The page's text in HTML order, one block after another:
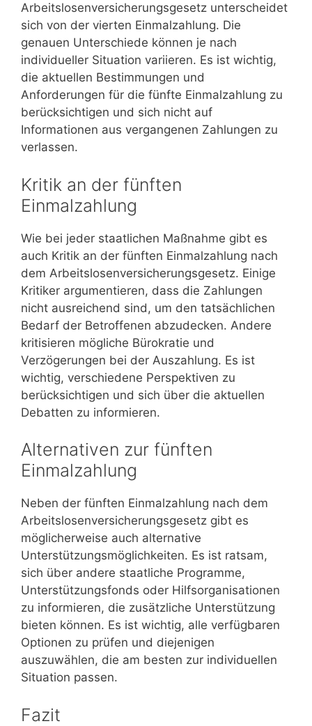
Arbeitslosenversicherungsgesetz unterscheidet
sich von der vierten Einmalzahlung. Die
genauen Unterschiede können je nach
individueller Situation variieren. Es ist wichtig,
die aktuellen Bestimmungen und
Anforderungen für die fünfte Einmalzahlung zu
berücksichtigen und sich nicht auf
Informationen aus vergangenen Zahlungen zu
verlassen.
Kritik an der fünften
Einmalzahlung
Wie bei jeder staatlichen Maßnahme gibt es
auch Kritik an der fünften Einmalzahlung nach
dem Arbeitslosenversicherungsgesetz. Einige
Kritiker argumentieren, dass die Zahlungen
nicht ausreichend sind, um den tatsächlichen
Bedarf der Betroffenen abzudecken. Andere
kritisieren mögliche Bürokratie und
Verzögerungen bei der Auszahlung. Es ist
wichtig, verschiedene Perspektiven zu
berücksichtigen und sich über die aktuellen
Debatten zu informieren.
Alternativen zur fünften
Einmalzahlung
Neben der fünften Einmalzahlung nach dem
Arbeitslosenversicherungsgesetz gibt es
möglicherweise auch alternative
Unterstützungsmöglichkeiten. Es ist ratsam,
sich über andere staatliche Programme,
Unterstützungsfonds oder Hilfsorganisationen
zu informieren, die zusätzliche Unterstützung
bieten können. Es ist wichtig, alle verfügbaren
Optionen zu prüfen und diejenigen
auszuwählen, die am besten zur individuellen
Situation passen.
Fazit